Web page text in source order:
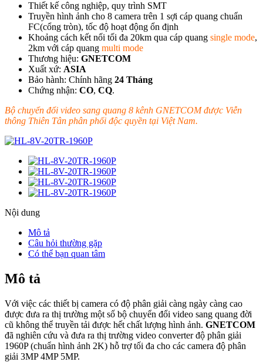
Thiết kế công nghiệp, quy trình SMT
Truyền hình ảnh cho 8 camera trên 1 sợi cáp quang chuẩn
FC(cổng tròn), tốc độ hoạt động ổn định
Khoảng cách kết nối tối đa 20km qua cáp quang single mode,
2km với cáp quang multi mode
Thương hiệu: GNETCOM
Xuất xứ: ASIA
Bảo hành: Chính hãng 24 Tháng
Chứng nhận: CO, CQ.
Bộ chuyển đổi video sang quang 8 kênh GNETCOM được Viễn
thông Thiên Tân phân phối độc quyền tại Việt Nam.
Nội dung
Mô tả
Câu hỏi thường gặp
Có thể bạn quan tâm
Mô tả
Với việc các thiết bị camera có độ phân giải càng ngày càng cao
được đưa ra thị trường một số bộ chuyển đổi video sang quang đời
cũ không thể truyền tải được hết chất lượng hình ảnh. GNETCOM
đã nghiên cứu và đưa ra thị trường video converter độ phân giải
1960P (chuẩn hình ảnh 2K) hỗ trợ tối đa cho các camera độ phân
giải 3MP 4MP 5MP.